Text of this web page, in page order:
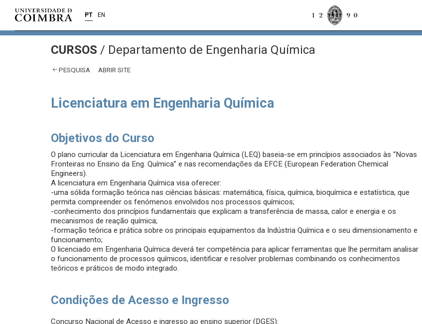
PT EN
CURSOS / Departamento de Engenharia Química
PESQUISA ABRIR SITE
Licenciatura em Engenharia Química
Objetivos do Curso
O plano curricular da Licenciatura em Engenharia Química (LEQ) baseia-se em princípios associados às “Novas
Fronteiras no Ensino da Eng. Química” e nas recomendações da EFCE (European Federation Chemical
Engineers).
A licenciatura em Engenharia Química visa oferecer:
-uma sólida formação teórica nas ciências básicas: matemática, física, química, bioquímica e estatística, que
permita compreender os fenómenos envolvidos nos processos químicos;
-conhecimento dos princípios fundamentais que explicam a transferência de massa, calor e energia e os
mecanismos de reação química;
-formação teórica e prática sobre os principais equipamentos da Indústria Química e o seu dimensionamento e
funcionamento;
O licenciado em Engenharia Química deverá ter competência para aplicar ferramentas que lhe permitam analisar
o funcionamento de processos químicos, identificar e resolver problemas combinando os conhecimentos
teóricos e práticos de modo integrado.
Condições de Acesso e Ingresso
Concurso Nacional de Acesso e ingresso ao ensino superior (DGES):